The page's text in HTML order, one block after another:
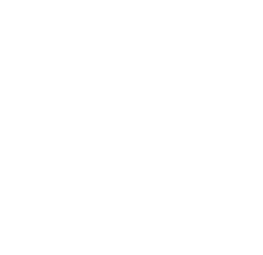
Kualitas SDM
program-program untuk
sumber daya
melahirkan intelektual,
wirausahawan yang unggul